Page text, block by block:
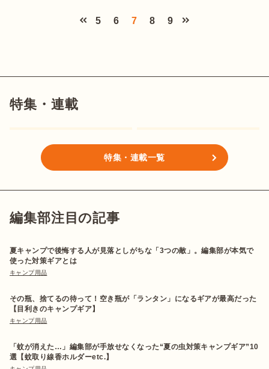
5 6 7 8 9
特集・連載
特集・連載一覧
編集部注目の記事
夏キャンプで後悔する人が見落としがちな「3つの敵」。編集部が本気で
使った対策ギアとは
キャンプ用品
その瓶、捨てるの待って！空き瓶が「ランタン」になるギアが最高だった
【目利きのキャンプギア】
キャンプ用品
「蚊が消えた…」編集部が手放せなくなった“夏の虫対策キャンプギア”10
選【蚊取り線香ホルダーetc.】